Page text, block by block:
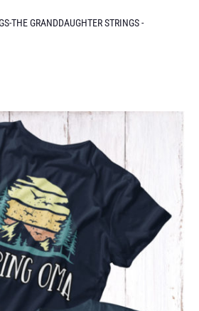
THE GRANDDAUGHTER STRINGS -